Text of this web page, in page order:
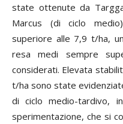
state ottenute da
Marcus (di ciclo
superiore alle 7,9 t/ha,
resa medi sempre
considerati. Elevata
t/ha sono state
di ciclo medio-tardivo,
sperimentazione, che si